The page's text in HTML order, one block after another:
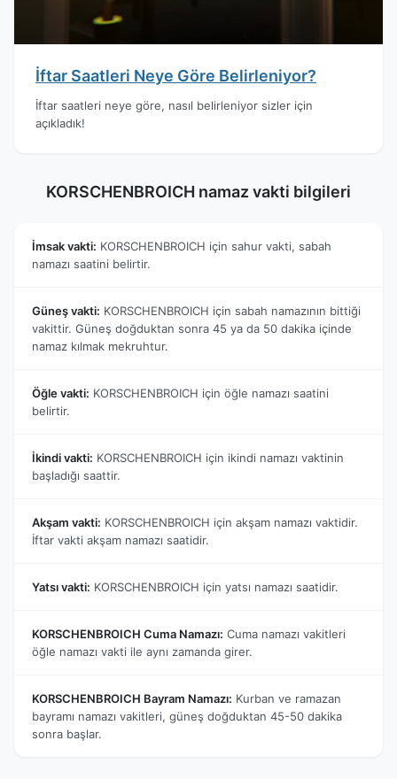
İftar Saatleri Neye Göre Belirleniyor?
İftar saatleri neye göre, nasıl belirleniyor sizler için
açıkladık!
KORSCHENBROICH namaz vakti bilgileri
İmsak vakti: KORSCHENBROICH için sahur vakti, sabah
namazı saatini belirtir.
Güneş vakti: KORSCHENBROICH için sabah namazının bittiği
vakittir. Güneş doğduktan sonra 45 ya da 50 dakika içinde
namaz kılmak mekruhtur.
Öğle vakti: KORSCHENBROICH için öğle namazı saatini
belirtir.
İkindi vakti: KORSCHENBROICH için ikindi namazı vaktinin
başladığı saattir.
Akşam vakti: KORSCHENBROICH için akşam namazı vaktidir.
İftar vakti akşam namazı saatidir.
Yatsı vakti: KORSCHENBROICH için yatsı namazı saatidir.
KORSCHENBROICH Cuma Namazı: Cuma namazı vakitleri
öğle namazı vakti ile aynı zamanda girer.
KORSCHENBROICH Bayram Namazı: Kurban ve ramazan
bayramı namazı vakitleri, güneş doğduktan 45-50 dakika
sonra başlar.